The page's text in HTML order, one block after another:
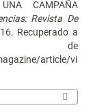
CAMPAÑA
Revista De
Recuperado a
de
article/vi